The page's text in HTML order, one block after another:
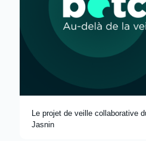
Le projet de veille collaborative
Jasnin